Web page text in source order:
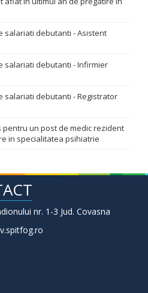
debutanti - Asistent
salariati debutanti - Infirmier
debutanti - Registrator
un post de medic rezident
in specialitatea psihiatrie
nr. 1-3 Jud. Covasna